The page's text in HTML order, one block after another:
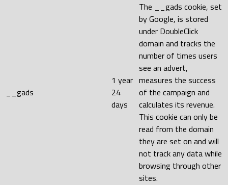
__gads
1 year
24
days
The __gads cookie, set
by Google, is stored
under DoubleClick
domain and tracks the
number of times users
see an advert,
measures the success
of the campaign and
calculates its revenue.
This cookie can only be
read from the domain
they are set on and will
not track any data while
browsing through other
sites.